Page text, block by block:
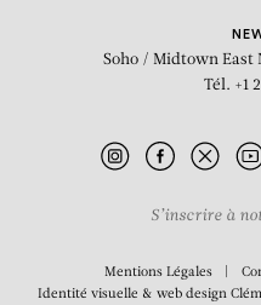
Soho / Midtown East
Tél. +1
S’inscrire à
Mentions Légales
Identité visuelle & web design